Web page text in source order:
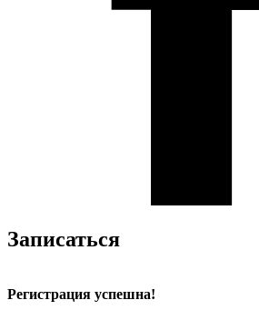
Записаться
Регистрация успешна!